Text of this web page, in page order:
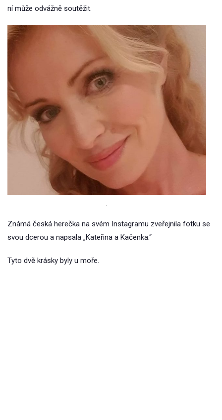
ní může odvážně soutěžit.
Známá česká herečka na svém Instagramu zveřejnila fotku se
svou dcerou a napsala „Kateřina a Kačenka.“
Tyto dvě krásky byly u moře.